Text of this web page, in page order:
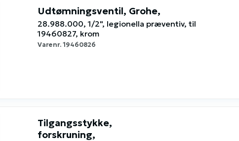
Udtømningsventil, Grohe,
28.988.000, 1/2", legionella præventiv, til
19460827, krom
Varenr.19460826
Tilgangsstykke,
forskruning,